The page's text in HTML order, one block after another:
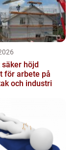
för arbete på
och industri